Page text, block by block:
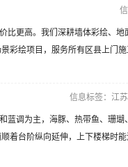
比更高。我们深耕墙体彩绘、
彩绘项目，服务所有区县上门
信息标签：江
蓝调为主，海豚、热带鱼、珊
着台阶纵向延伸，上下楼梯时